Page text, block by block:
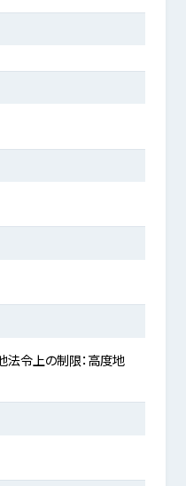
令上の制限：高度地